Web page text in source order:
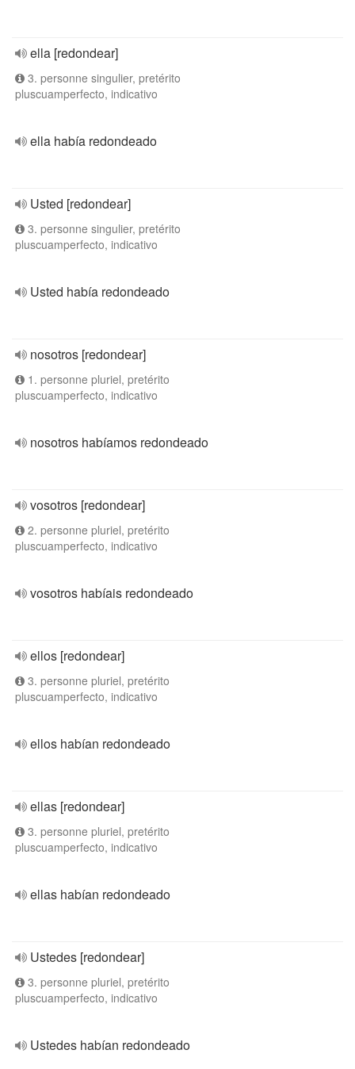
ella [redondear]
3. personne singulier, pretérito
pluscuamperfecto, indicativo
ella había redondeado
Usted [redondear]
3. personne singulier, pretérito
pluscuamperfecto, indicativo
Usted había redondeado
nosotros [redondear]
1. personne pluriel, pretérito
pluscuamperfecto, indicativo
nosotros habíamos redondeado
vosotros [redondear]
2. personne pluriel, pretérito
pluscuamperfecto, indicativo
vosotros habíais redondeado
ellos [redondear]
3. personne pluriel, pretérito
pluscuamperfecto, indicativo
ellos habían redondeado
ellas [redondear]
3. personne pluriel, pretérito
pluscuamperfecto, indicativo
ellas habían redondeado
Ustedes [redondear]
3. personne pluriel, pretérito
pluscuamperfecto, indicativo
Ustedes habían redondeado